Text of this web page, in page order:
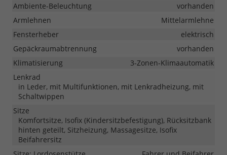
Ambiente-Beleuchtung
vorhanden
Armlehnen
Mittelarmlehne
Fensterheber
elektrisch
Gepäckraumabtrennung
vorhanden
Klimatisierung
3-Zonen-Klimaautomatik
Lenkrad
in Leder, mit Multifunktionen, mit Lenkradheizung, mit
Schaltwippen
Sitze
Komfortsitze, Isofix (Kindersitzbefestigung), Rücksitzbank
hinten geteilt, Sitzheizung, Massagesitze, Isofix
Beifahrersitz